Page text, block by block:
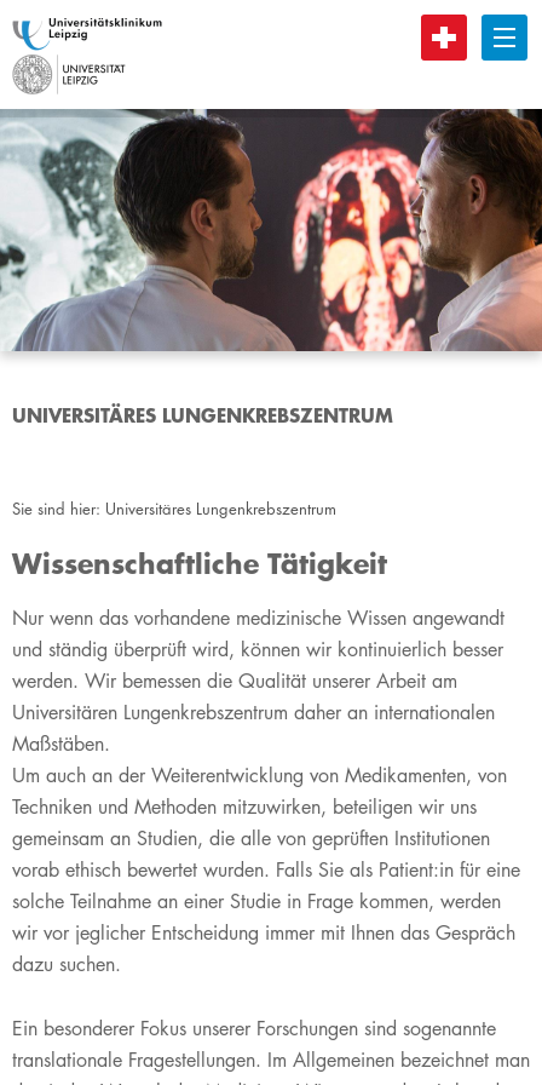
B
UNIVERSITÄRES LUNGENKREBSZENTRUM
Sie sind hier: Universitäres Lungenkrebszentrum
Wissenschaftliche Tätigkeit
Nur wenn das vorhandene medizinische Wissen angewandt
und ständig überprüft wird, können wir kontinuierlich besser
werden. Wir bemessen die Qualität unserer Arbeit am
Universitären Lungenkrebszentrum daher an internationalen
Maßstäben.
Um auch an der Weiterentwicklung von Medikamenten, von
Techniken und Methoden mitzuwirken, beteiligen wir uns
gemeinsam an Studien, die alle von geprüften Institutionen
vorab ethisch bewertet wurden. Falls Sie als Patient:in für eine
solche Teilnahme an einer Studie in Frage kommen, werden
wir vor jeglicher Entscheidung immer mit Ihnen das Gespräch
dazu suchen.
Ein besonderer Fokus unserer Forschungen sind sogenannte
translationale Fragestellungen. Im Allgemeinen bezeichnet man